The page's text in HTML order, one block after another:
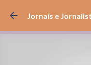
Pular
Jornais e